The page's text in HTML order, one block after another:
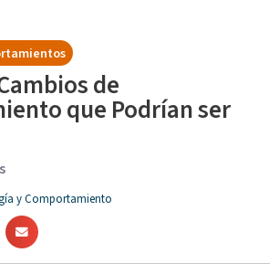
de
que Podrían ser
y Comportamiento